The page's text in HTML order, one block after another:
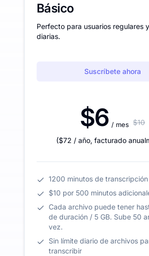
Básico
Perfecto para usuarios regulares
diarias.
Suscríbete ahora
$6 / mes $10
($72 / año, facturado
1200 minutos de
$10 por 500 minutos
Cada archivo puede tener
de duración / 5 GB. Sube 50
vez.
Sin límite diario de archivos
transcribir